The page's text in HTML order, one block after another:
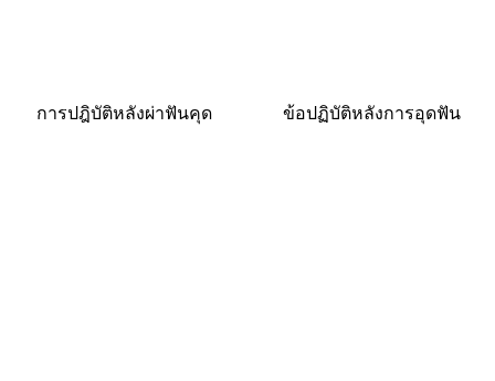
การปฎิบัติหลังผ่าฟันคุด ข้อปฏิบัติหลังการอุดฟัน